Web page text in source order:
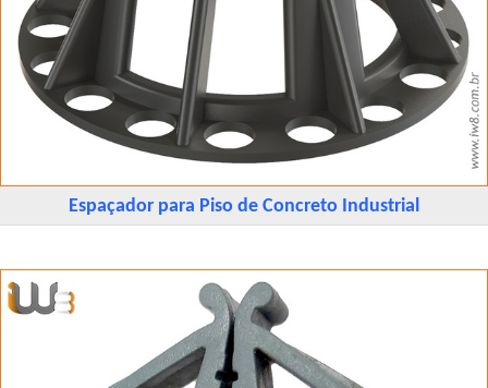
Espaçador para Piso de Concreto Industrial